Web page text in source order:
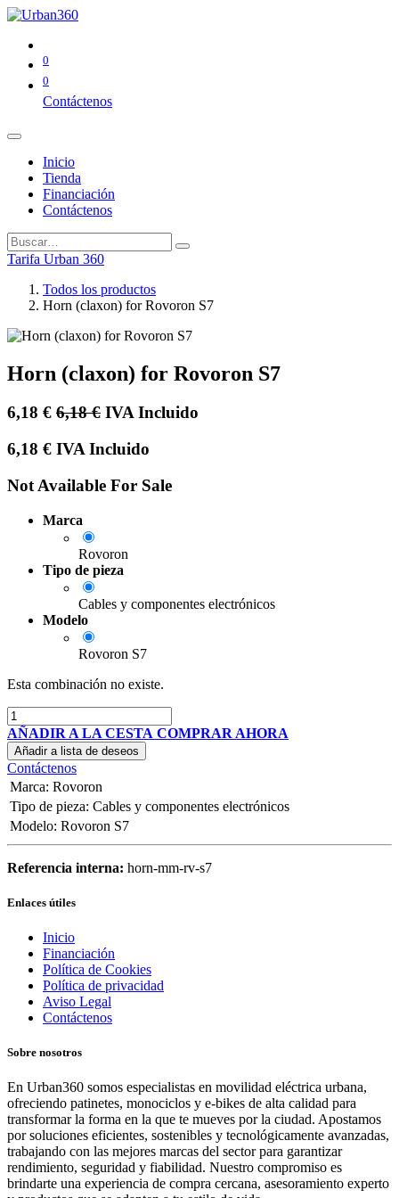
0
0
Contáctenos
Inicio
Tienda
Financiación
Contáctenos
Tarifa Urban 360
Todos los productos
Horn (claxon) for Rovoron S7
Horn (claxon) for Rovoron S7
6,18 € 6,18€ IVA Incluido
6,18 € IVA Incluido
Not Available For Sale
Marca
Rovoron
Tipo de pieza
Cables y componentes electrónicos
Modelo
Rovoron S7
Esta combinación no existe.
AÑADIR A LA CESTA COMPRAR AHORA
Añadir a lista de deseos
Contáctenos
Marca: Rovoron
Tipo de pieza: Cables y componentes electrónicos
Modelo: Rovoron S7
Referencia interna: horn-mm-rv-s7
Enlaces útiles
Inicio
Financiación
Política de Cookies
Política de privacidad
Aviso Legal
Contáctenos
Sobre nosotros
En Urban360 somos especialistas en movilidad eléctrica urbana,
ofreciendo patinetes, monociclos y e-bikes de alta calidad para
transformar la forma en la que te mueves por la ciudad. Apostamos
por soluciones eficientes, sostenibles y tecnológicamente avanzadas,
trabajando con las mejores marcas del sector para garantizar
rendimiento, seguridad y fiabilidad. Nuestro compromiso es
brindarte una experiencia de compra cercana, asesoramiento experto